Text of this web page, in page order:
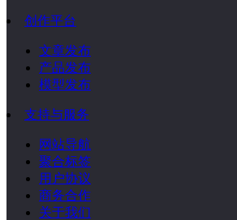
创作平台
文章发布
产品发布
模型发布
支持与服务
网站导航
聚合标签
用户协议
商务合作
关于我们